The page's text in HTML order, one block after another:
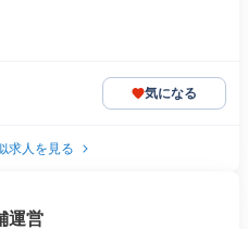
気になる
求人を見る
運営